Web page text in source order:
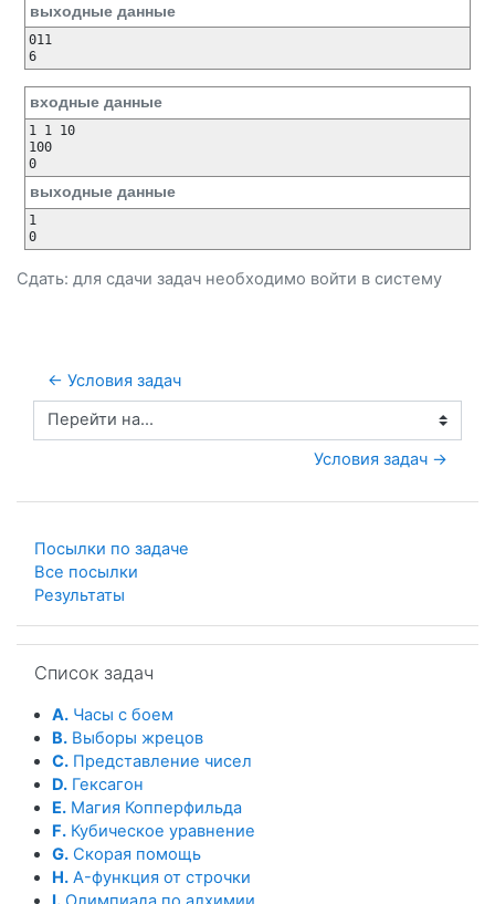
выходные данные
011
входные данные
1 1 10
100
выходные данные
1
Сдать: для сдачи задач необходимо войти в систему
← Условия задач
Перейти на...
Условия задач →
Посылки по задаче
Все посылки
Результаты
Список задач
A. Часы с боем
B. Выборы жрецов
C. Представление чисел
D. Гексагон
E. Магия Копперфильда
F. Кубическое уравнение
G. Скорая помощь
H. A-функция от строчки